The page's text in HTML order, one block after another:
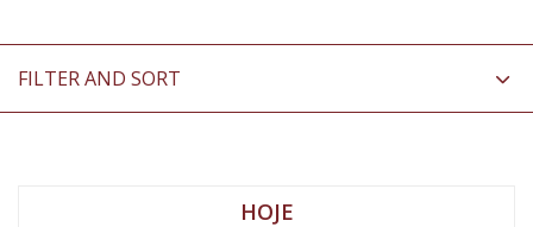
FILTER AND SORT
HOJE